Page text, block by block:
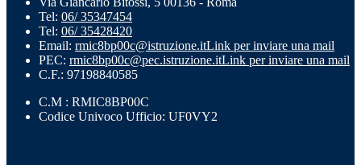
Tel: 06/ 35347454
Tel: 06/ 35428420
Email: rmic8bp00c@istruzione.itLink per inviare una mail
PEC: rmic8bp00c@pec.istruzione.itLink per inviare una mail
C.F.: 97198840585
C.M : RMIC8BP00C
Codice Univoco Ufficio: UF0VY2